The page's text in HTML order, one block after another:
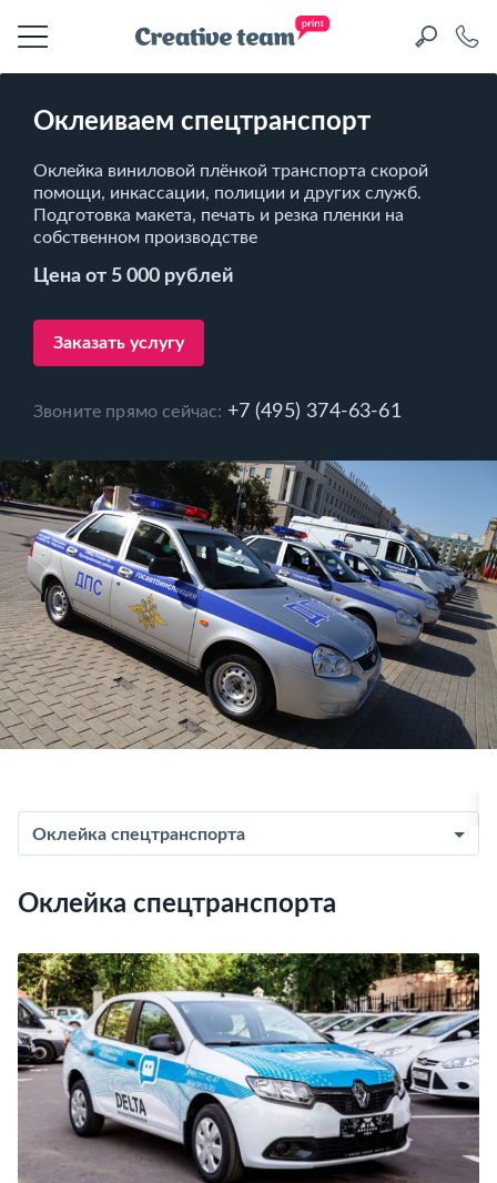
Оклеиваем спецтранспорт
Оклейка виниловой плёнкой транспорта скорой
помощи, инкассации, полиции и других служб.
Подготовка макета, печать и резка пленки на
собственном производстве
Цена от 5 000 рублей
Заказать услугу
Звоните прямо сейчас: +7 (495) 374-63-61
Оклейка спецтранспорта
Оклейка спецтранспорта